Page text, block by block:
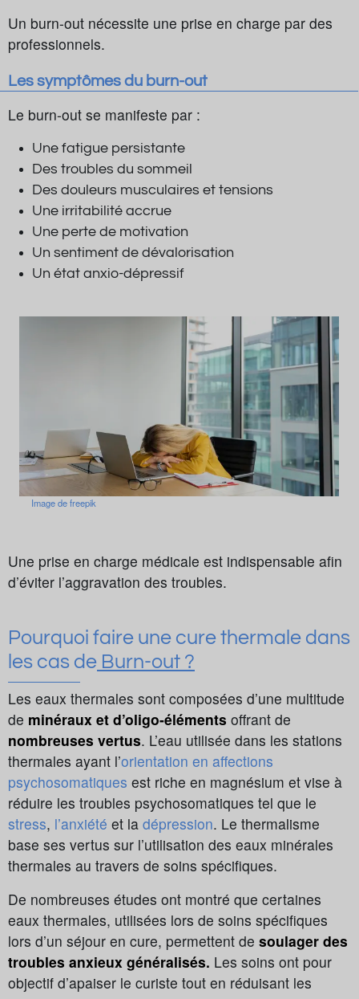
Un burn-out nécessite une prise en charge par des
professionnels.
Les symptômes du burn-out
Le burn-out se manifeste par :
Une fatigue persistante
Des troubles du sommeil
Des douleurs musculaires et tensions
Une irritabilité accrue
Une perte de motivation
Un sentiment de dévalorisation
Un état anxio-dépressif
Image de freepik
Une prise en charge médicale est indispensable afin
d’éviter l’aggravation des troubles.
Pourquoi faire une cure thermale dans
les cas de Burn-out ?
Les eaux thermales sont composées d’une multitude
de minéraux et d’oligo-éléments offrant de
nombreuses vertus. L’eau utilisée dans les stations
thermales ayant l’orientation en affections
psychosomatiques est riche en magnésium et vise à
réduire les troubles psychosomatiques tel que le
stress, l’anxiété et la dépression. Le thermalisme
base ses vertus sur l’utilisation des eaux minérales
thermales au travers de soins spécifiques.
De nombreuses études ont montré que certaines
eaux thermales, utilisées lors de soins spécifiques
lors d’un séjour en cure, permettent de soulager des
troubles anxieux généralisés. Les soins ont pour
objectif d’apaiser le curiste tout en réduisant les